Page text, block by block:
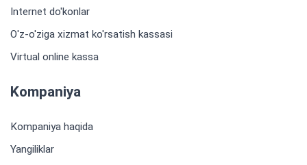
Internet do'konlar
O'z-o'ziga xizmat ko'rsatish kassasi
Virtual online kassa
Kompaniya
Kompaniya haqida
Yangiliklar